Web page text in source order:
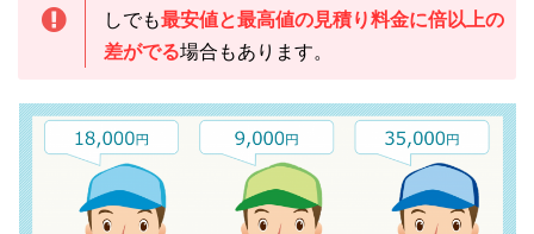
しでも最安値と最高値の見積り料金に倍以上の
差がでる場合もあります。